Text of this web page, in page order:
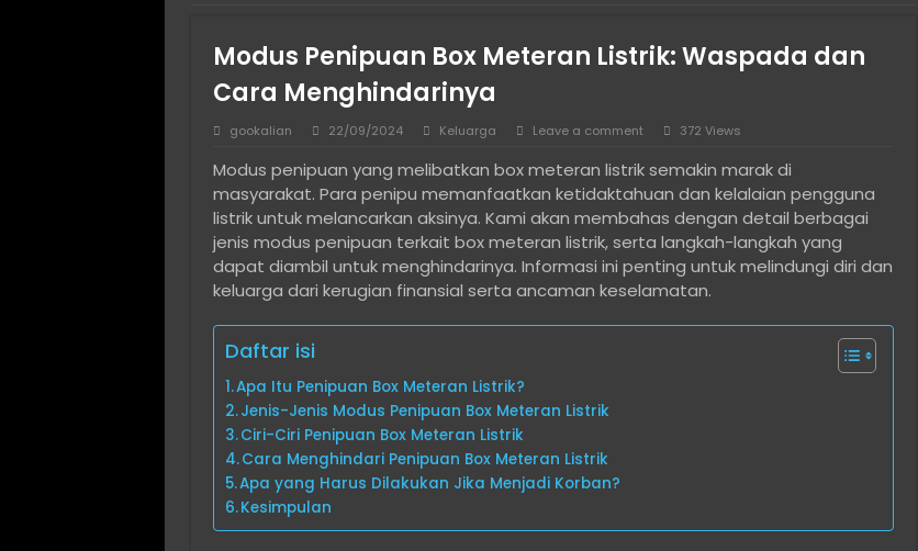
Long Term Villa Rentals in Bali: Expat & Digital Nomad Resource
Cara Install Ulang Windows 10/11 di Laptop Intel Gen 10 ke Atas Saat SSD Tidak Terdeteksi
Solusi Hosting Terjangkau untuk Developer Freelance
Jasa Komentar Sosial Media yang Bantu Produk Lebih Dikenal
Cara Menjaga Privasi Digital Tanpa Harus Jadi Ahli IT
Modus Penipuan Box Meteran Listrik: Waspada dan
Cara Menghindarinya
gookalian 22/09/2024 Keluarga Leave a comment 372 Views
Modus penipuan yang melibatkan box meteran listrik semakin marak di
masyarakat. Para penipu memanfaatkan ketidaktahuan dan kelalaian pengguna
listrik untuk melancarkan aksinya. Kami akan membahas dengan detail berbagai
jenis modus penipuan terkait box meteran listrik, serta langkah-langkah yang
dapat diambil untuk menghindarinya. Informasi ini penting untuk melindungi diri dan
keluarga dari kerugian finansial serta ancaman keselamatan.
Daftar isi
Apa Itu Penipuan Box Meteran Listrik?
Jenis-Jenis Modus Penipuan Box Meteran Listrik
Ciri-Ciri Penipuan Box Meteran Listrik
Cara Menghindari Penipuan Box Meteran Listrik
Apa yang Harus Dilakukan Jika Menjadi Korban?
Kesimpulan